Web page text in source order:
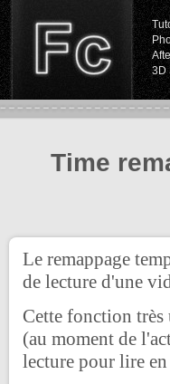
3D
Time
Le remappage
de lecture d'une
Cette fonction
(au moment de
lecture pour lire